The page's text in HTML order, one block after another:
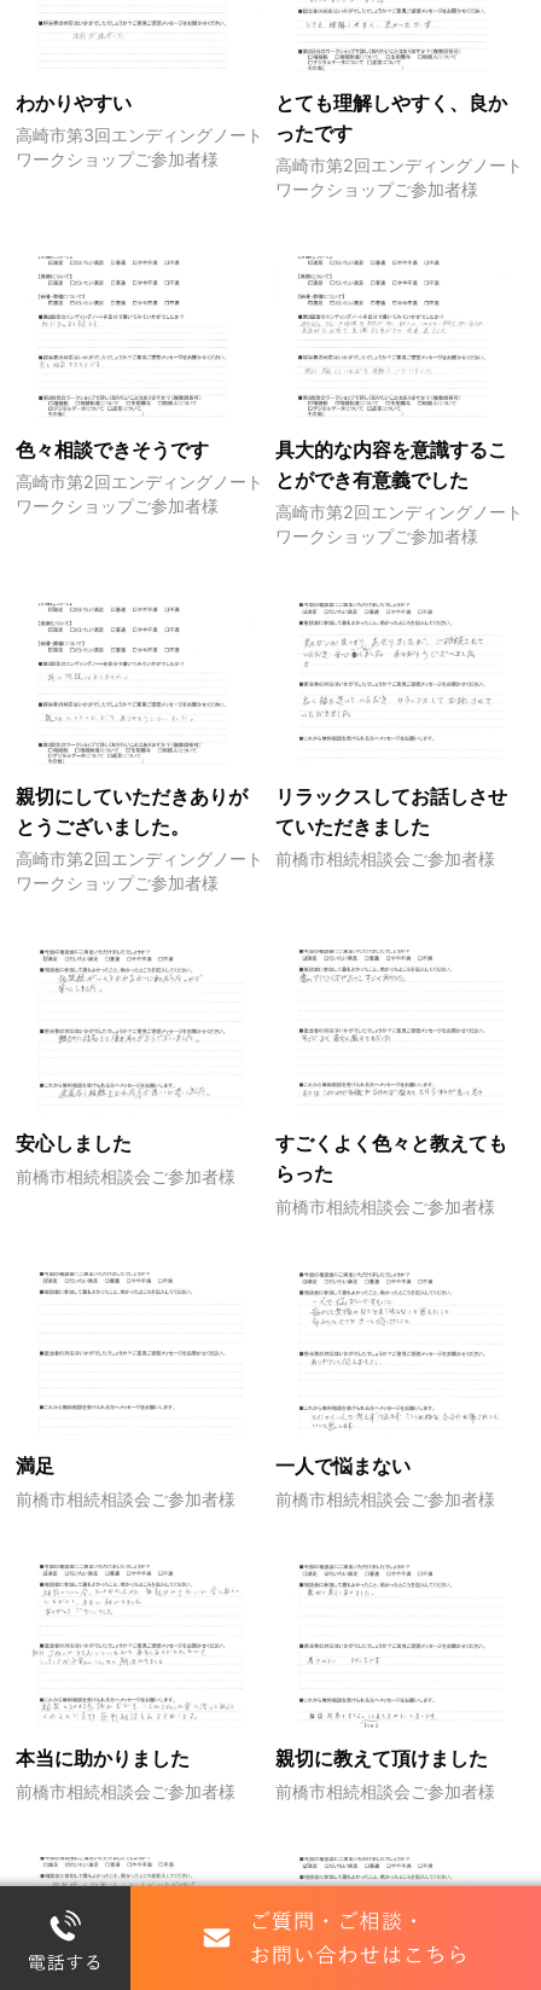
わかりやすい
高崎市第3回エンディングノート
ワークショップご参加者様
とても理解しやすく、良か
ったです
高崎市第2回エンディングノート
ワークショップご参加者様
色々相談できそうです
高崎市第2回エンディングノート
ワークショップご参加者様
具大的な内容を意識するこ
とができ有意義でした
高崎市第2回エンディングノート
ワークショップご参加者様
親切にしていただきありが
とうございました。
高崎市第2回エンディングノート
ワークショップご参加者様
リラックスしてお話しさせ
ていただきました
前橋市相続相談会ご参加者様
安心しました
前橋市相続相談会ご参加者様
すごくよく色々と教えても
らった
前橋市相続相談会ご参加者様
満足
前橋市相続相談会ご参加者様
一人で悩まない
前橋市相続相談会ご参加者様
本当に助かりました
前橋市相続相談会ご参加者様
親切に教えて頂けました
前橋市相続相談会ご参加者様